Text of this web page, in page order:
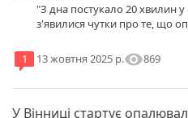
"З дна постукало 20 хвилин у
з'явилися чутки про те, що
неправдива інформація. Про це повідомляє РБК-Україна з
посиланням на "Укренерго" в Telegram. У
стосунку до початку подачі тепла в
1 13 жовтня 2025 р.visibility869
У Вінниці стартує